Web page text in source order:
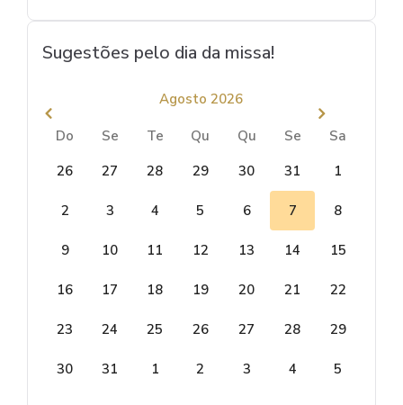
Sugestões pelo dia da missa!
Agosto 2026
Do Se Te Qu Qu Se
Sa
26
27 28 29 30 31 1
2 3 4 5 6 7 8
9 10 11 12 13 14 15
16 17 18 19 20 21 22
23 24 25 26 27 28 29
30 31 1 2 3 4 5